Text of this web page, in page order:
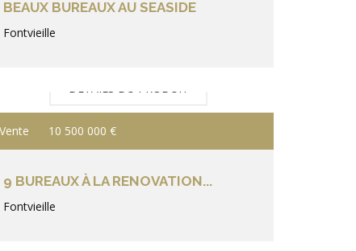
BEAUX BUREAUX AU SEASIDE
Fontvieille
DÉTAILS DU PRODUIT
Vente 10 500 000 €
9 BUREAUX À LA RENOVATION...
Fontvieille